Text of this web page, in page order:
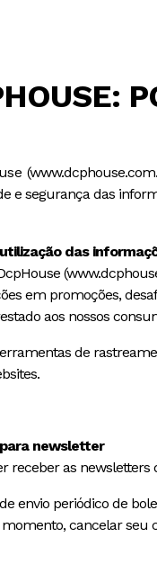
e segurança das
das
em promoções,
aos nossos
de
newsletter
receber as
envio periódico de
cancelar seu